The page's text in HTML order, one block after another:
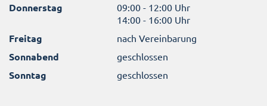
Donnerstag
09:00 - 12:00 Uhr
14:00 - 16:00 Uhr
Freitag nach Vereinbarung
Sonnabend geschlossen
Sonntag geschlossen